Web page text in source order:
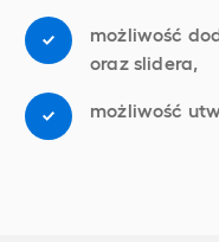
możliwość
oraz slidera,
możliwość